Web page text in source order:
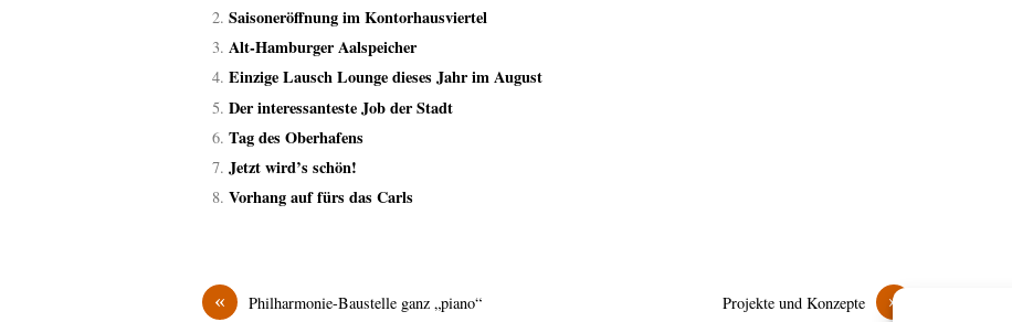
Saisoneröffnung im Kontorhausviertel
Alt-Hamburger Aalspeicher
Einzige Lausch Lounge dieses Jahr im August
Der interessanteste Job der Stadt
Tag des Oberhafens
Jetzt wird’s schön!
Vorhang auf fürs das Carls
« Philharmonie-Baustelle ganz „piano“ »
Projekte und Konzepte